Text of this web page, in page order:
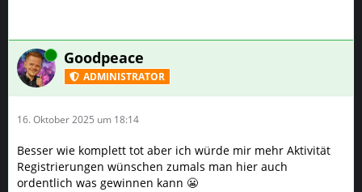
Online Goodpeace
ADMINISTRATOR
16. Oktober 2025 um 18:14
Besser wie komplett tot aber ich würde mir mehr Aktivität
Registrierungen wünschen zumals man hier auch
ordentlich was gewinnen kann 😬